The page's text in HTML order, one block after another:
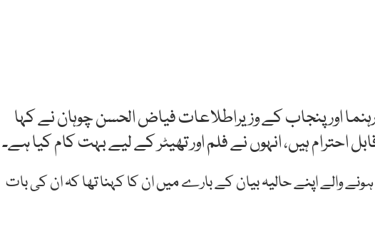
اور پنجاب کے وزیراطلاعات فیاض الحسن چوہان نے کہا
ہیں، انہوں نے فلم اور تھیٹر کے لیے بہت کام کیا ہے۔
ہونے والے اپنے حالیہ بیان کے بارے میں ان کا کہنا تھا کہ ان کی بات